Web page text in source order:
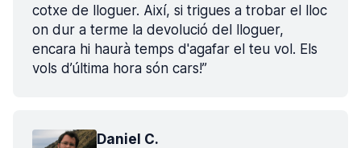
cotxe de lloguer. Així, si trigues a trobar el lloc
on dur a terme la devolució del lloguer,
encara hi haurà temps d'agafar el teu vol. Els
vols d’última hora són cars!”
Daniel C.